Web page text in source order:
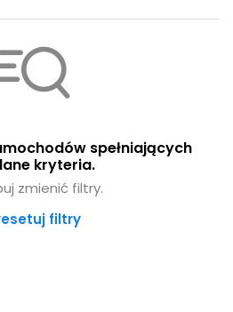
spełniających
kryteria.
zmienić filtry.
filtry